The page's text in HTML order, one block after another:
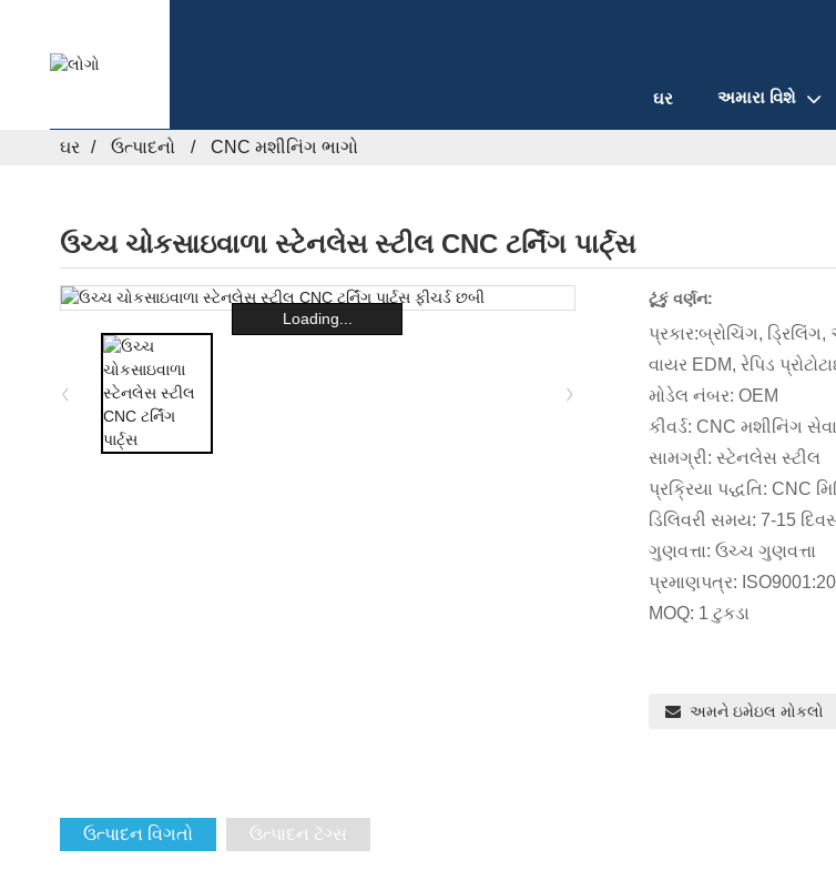
ઘર અમારા વિશે
ઘર ઉત્પાદનો CNC મશીનિંગ ભાગો
ઉચ્ચ ચોકસાઇવાળા સ્ટેનલેસ સ્ટીલ CNC ટર્નિંગ પાર્ટ્સ
Loading...
ટૂંકું વર્ણન:
પ્રકાર:બ્રોચિંગ,
વાયર EDM, રેપિડ
મોડેલ નંબર: OEM
કીવર્ડ: CNC મશીનિંગ
સામગ્રી: સ્ટેનલેસ સ્ટીલ
પ્રક્રિયા પદ્ધતિ: CNC
ડિલિવરી સમય: 7-15
ગુણવત્તા: ઉચ્ચ ગુણવત્તા
પ્રમાણપત્ર:
MOQ: 1 ટુકડા
અમને ઇમેઇલ મોકલો
ઉત્પાદન વિગતો ઉત્પાદન ટૅગ્સ